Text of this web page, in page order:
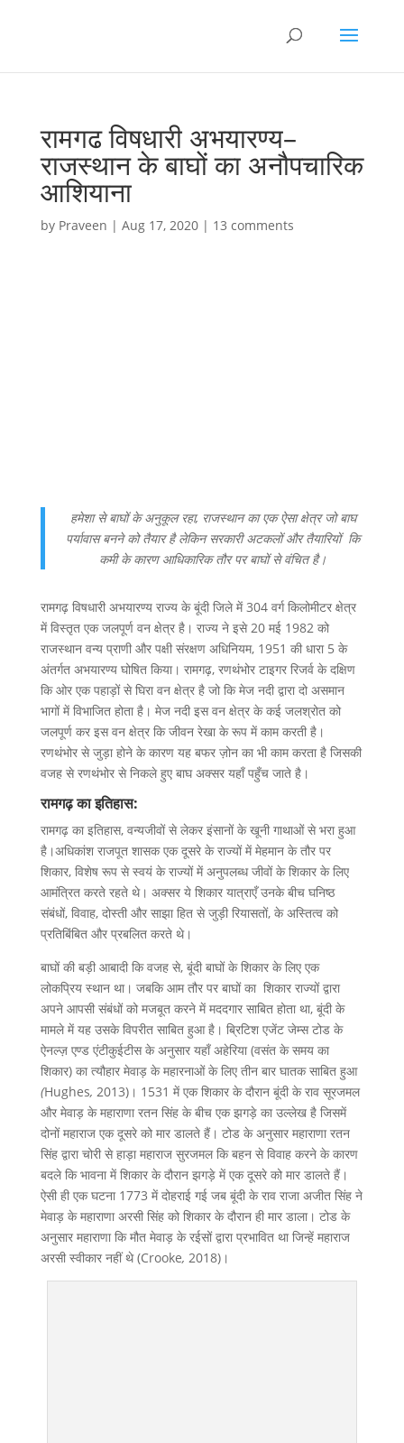
रामगढ विषधारी अभयारण्य–
राजस्थान के बाघों का अनौपचारिक
आशियाना
by Praveen | Aug 17, 2020| 13 comments
हमेशा से बाघों के अनुकूल रहा, राजस्थान का एक ऐसा क्षेत्र जो बाघ
पर्यावास बनने को तैयार है लेकिन सरकारी अटकलों और तैयारियों कि
कमी के कारण आधिकारिक तौर पर बाघों से वंचित है।
रामगढ़ विषधारी अभयारण्य राज्य के बूंदी जिले में 304 वर्ग किलोमीटर क्षेत्र
में विस्तृत एक जलपूर्ण वन क्षेत्र है। राज्य ने इसे 20 मई 1982 को
राजस्थान वन्य प्राणी और पक्षी संरक्षण अधिनियम, 1951 की धारा 5 के
अंतर्गत अभयारण्य घोषित किया। रामगढ़, रणथंभोर टाइगर रिजर्व के दक्षिण
कि ओर एक पहाड़ों से घिरा वन क्षेत्र है जो कि मेज नदी द्वारा दो असमान
भागों में विभाजित होता है। मेज नदी इस वन क्षेत्र के कई जलश्रोत को
जलपूर्ण कर इस वन क्षेत्र कि जीवन रेखा के रूप में काम करती है।
रणथंभोर से जुड़ा होने के कारण यह बफर ज़ोन का भी काम करता है जिसकी
वजह से रणथंभोर से निकले हुए बाघ अक्सर यहाँ पहुँच जाते है।
रामगढ़ का इतिहास:
रामगढ़ का इतिहास, वन्यजीवों से लेकर इंसानों के खूनी गाथाओं से भरा हुआ
है।अधिकांश राजपूत शासक एक दूसरे के राज्यों में मेहमान के तौर पर
शिकार, विशेष रूप से स्वयं के राज्यों में अनुपलब्ध जीवों के शिकार के लिए
आमंत्रित करते रहते थे। अक्सर ये शिकार यात्राएँ उनके बीच घनिष्ठ
संबंधों, विवाह, दोस्ती और साझा हित से जुड़ी रियासतों, के अस्तित्व को
प्रतिबिंबित और प्रबलित करते थे।
बाघों की बड़ी आबादी कि वजह से, बूंदी बाघों के शिकार के लिए एक
लोकप्रिय स्थान था। जबकि आम तौर पर बाघों का शिकार राज्यों द्वारा
अपने आपसी संबंधों को मजबूत करने में मददगार साबित होता था, बूंदी के
मामले में यह उसके विपरीत साबित हुआ है। ब्रिटिश एजेंट जेम्स टोड के
ऐनल्ज़ एण्ड एंटीकुईटीस के अनुसार यहाँ अहेरिया (वसंत के समय का
शिकार) का त्यौहार मेवाड़ के महारनाओं के लिए तीन बार घातक साबित हुआ
(Hughes, 2013)। 1531 में एक शिकार के दौरान बूंदी के राव सूरजमल
और मेवाड़ के महाराणा रतन सिंह के बीच एक झगड़े का उल्लेख है जिसमें
दोनों महाराज एक दूसरे को मार डालते हैं। टोड के अनुसार महाराणा रतन
सिंह द्वारा चोरी से हाड़ा महाराज सुरजमल कि बहन से विवाह करने के कारण
बदले कि भावना में शिकार के दौरान झगड़े में एक दूसरे को मार डालते हैं।
ऐसी ही एक घटना 1773 में दोहराई गई जब बूंदी के राव राजा अजीत सिंह ने
मेवाड़ के महाराणा अरसी सिंह को शिकार के दौरान ही मार डाला। टोड के
अनुसार महाराणा कि मौत मेवाड़ के रईसों द्वारा प्रभावित था जिन्हें महाराज
अरसी स्वीकार नहीं थे (Crooke, 2018)।